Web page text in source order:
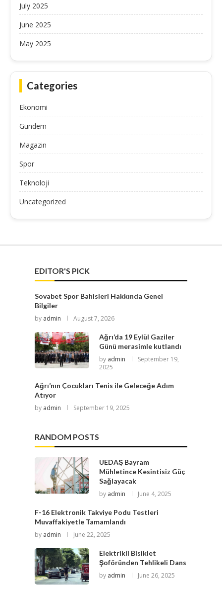
July 2025
June 2025
May 2025
Categories
Ekonomi
Gündem
Magazin
Spor
Teknoloji
Uncategorized
EDITOR'S PICK
Sovabet Spor Bahisleri Hakkında Genel
Bilgiler
by admin August 7, 2026
Ağrı’da 19 Eylül Gaziler
Günü merasimle kutlandı
by admin
September 19,
2025
Ağrı’nın Çocukları Tenis ile Geleceğe Adım
Atıyor
by admin September 19, 2025
RANDOM POSTS
UEDAŞ Bayram
Mühletince Kesintisiz Güç
Sağlayacak
by admin June 4, 2025
F-16 Elektronik Takviye Podu Testleri
Muvaffakiyetle Tamamlandı
by admin June 22, 2025
Elektrikli Bisiklet
Şoföründen Tehlikeli Dans
by admin June 26, 2025